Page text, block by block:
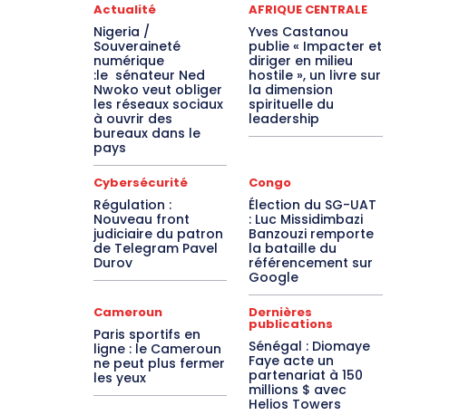
Actualité
Nigeria /
Souveraineté
numérique
:le sénateur Ned
Nwoko veut obliger
les réseaux sociaux
à ouvrir des
bureaux dans le
pays
AFRIQUE CENTRALE
Yves Castanou
publie « Impacter et
diriger en milieu
hostile », un livre sur
la dimension
spirituelle du
leadership
Cybersécurité
Régulation :
Nouveau front
judiciaire du patron
de Telegram Pavel
Durov
Congo
Élection du SG-UAT
: Luc Missidimbazi
Banzouzi remporte
la bataille du
référencement sur
Google
Cameroun
Paris sportifs en
ligne : le Cameroun
ne peut plus fermer
les yeux
Dernières
publications
Sénégal : Diomaye
Faye acte un
partenariat à 150
millions $ avec
Helios Towers